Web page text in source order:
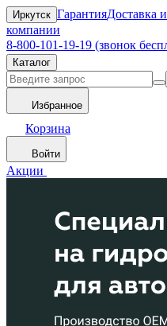
Иркутск ГарантияДоставка
компании
8-800-101-19-19 (звонок
Каталог
Избранное
Корзина
Войти
Акции